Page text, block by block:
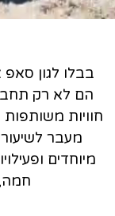
בבלו לגון
הם לא רק
חוויות משותפות
מעבר
מיוחדים